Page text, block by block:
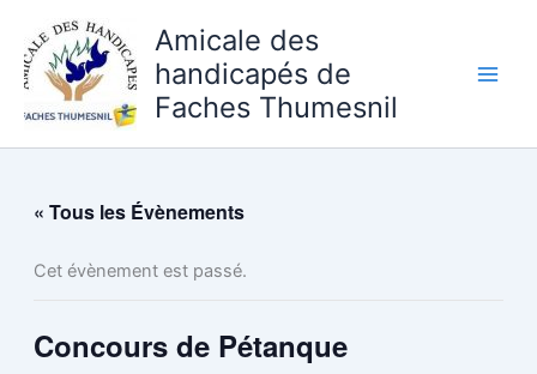
contenu
Amicale des
handicapés de
Faches Thumesnil
« Tous les Évènements
Cet évènement est passé.
Concours de Pétanque